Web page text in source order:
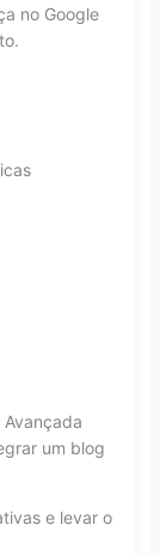
no Google
um blog
e levar o